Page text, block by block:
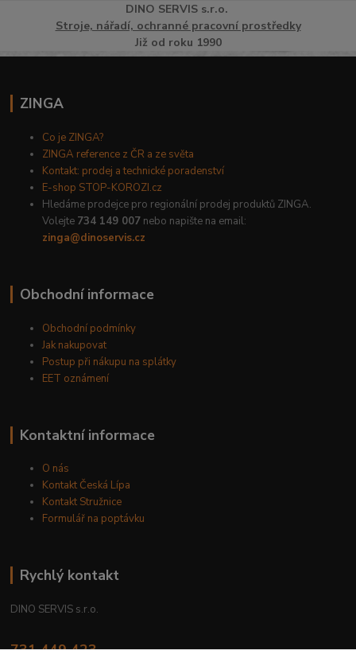
DINO SERVISs.r.o.
Stroje, nářadí, ochranné pracovní prostředky
Již od roku 1990
ZINGA
Co je ZINGA?
ZINGA reference z ČR a ze světa
Kontakt: prodej a technické poradenství
E-shop STOP-KOROZI.cz
Hledáme prodejce pro regionální prodej produktů ZINGA.
Volejte 734 149 007 nebo napište na email:
zinga@dinoservis.cz
Obchodní informace
Obchodní podmínky
Jak nakupovat
Postup při nákupu na splátky
EET oznámení
Kontaktní informace
O nás
Kontakt Česká Lípa
Kontakt Stružnice
Formulář na poptávku
Rychlý kontakt
DINO SERVIS s.r.o.